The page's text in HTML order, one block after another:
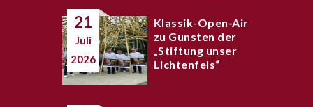
21
Juli
2026
Klassik-Open-Air
zu Gunsten der
„Stiftung unser
Lichtenfels“